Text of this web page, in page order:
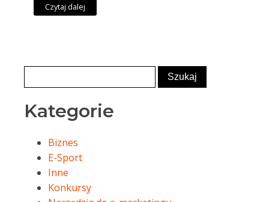
Czytaj dalej
Kategorie
Biznes
E-Sport
Inne
Konkursy